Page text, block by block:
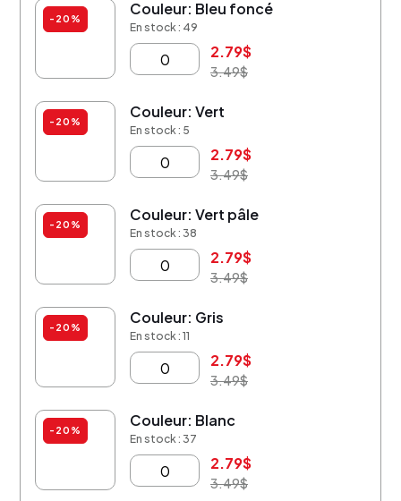
-20%
Couleur: Bleu foncé
En stock : 49
2.79$
3.49$
-20%
Couleur: Vert
En stock : 5
2.79$
3.49$
-20%
Couleur: Vert pâle
En stock : 38
2.79$
3.49$
-20%
Couleur: Gris
En stock : 11
2.79$
3.49$
-20%
Couleur: Blanc
En stock : 37
2.79$
3.49$